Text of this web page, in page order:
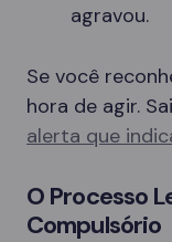
agravou.
Se você
hora de agir.
alerta que
O Processo
Compulsório